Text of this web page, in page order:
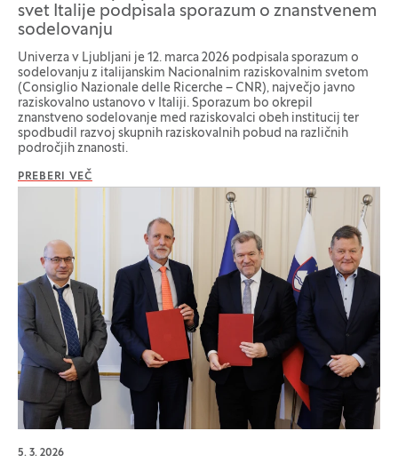
svet Italije podpisala sporazum o znanstvenem
sodelovanju
Univerza v Ljubljani je 12. marca 2026 podpisala sporazum o
sodelovanju z italijanskim Nacionalnim raziskovalnim svetom
(Consiglio Nazionale delle Ricerche – CNR), največjo javno
raziskovalno ustanovo v Italiji. Sporazum bo okrepil
znanstveno sodelovanje med raziskovalci obeh institucij ter
spodbudil razvoj skupnih raziskovalnih pobud na različnih
področjih znanosti.
PREBERI VEČ
5. 3. 2026